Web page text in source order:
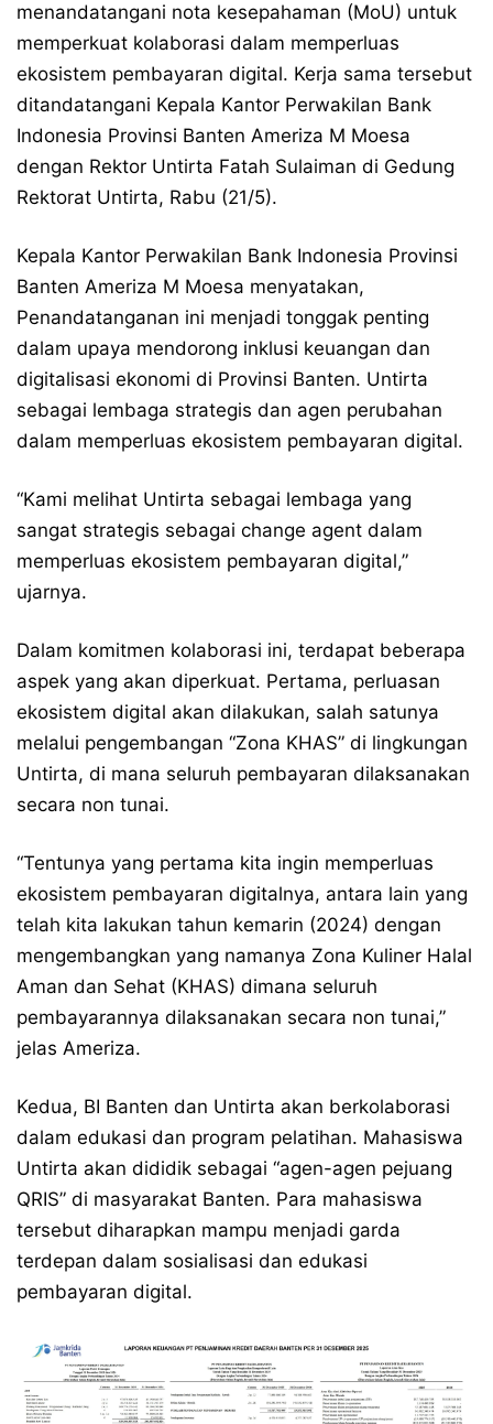
menandatangani nota kesepahaman (MoU) untuk
memperkuat kolaborasi dalam memperluas
ekosistem pembayaran digital. Kerja sama tersebut
ditandatangani Kepala Kantor Perwakilan Bank
Indonesia Provinsi Banten Ameriza M Moesa
dengan Rektor Untirta Fatah Sulaiman di Gedung
Rektorat Untirta, Rabu (21/5).
Kepala Kantor Perwakilan Bank Indonesia Provinsi
Banten Ameriza M Moesa menyatakan,
Penandatanganan ini menjadi tonggak penting
dalam upaya mendorong inklusi keuangan dan
digitalisasi ekonomi di Provinsi Banten. Untirta
sebagai lembaga strategis dan agen perubahan
dalam memperluas ekosistem pembayaran digital.
“Kami melihat Untirta sebagai lembaga yang
sangat strategis sebagai change agent dalam
memperluas ekosistem pembayaran digital,”
ujarnya.
Dalam komitmen kolaborasi ini, terdapat beberapa
aspek yang akan diperkuat. Pertama, perluasan
ekosistem digital akan dilakukan, salah satunya
melalui pengembangan “Zona KHAS” di lingkungan
Untirta, di mana seluruh pembayaran dilaksanakan
secara non tunai.
“Tentunya yang pertama kita ingin memperluas
ekosistem pembayaran digitalnya, antara lain yang
telah kita lakukan tahun kemarin (2024) dengan
mengembangkan yang namanya Zona Kuliner Halal
Aman dan Sehat (KHAS) dimana seluruh
pembayarannya dilaksanakan secara non tunai,”
jelas Ameriza.
Kedua, BI Banten dan Untirta akan berkolaborasi
dalam edukasi dan program pelatihan. Mahasiswa
Untirta akan dididik sebagai “agen-agen pejuang
QRIS” di masyarakat Banten. Para mahasiswa
tersebut diharapkan mampu menjadi garda
terdepan dalam sosialisasi dan edukasi
pembayaran digital.